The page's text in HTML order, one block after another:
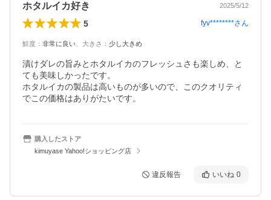
ホタルイカ好き 2025/5/12
5 fyv********さん
鮮度 ： 非常に良い 大きさ ： 少し大きめ
漬けダレの旨みとホタルイカのフレッシュさも楽しめ、と
ても美味しかったです。
ホタルイカの製品は高いものが多いので、このクオリティ
でこの価格はありがたいです。
購入したストア
kimuyase Yahoo!ショッピング店
違反報告 いいね 0